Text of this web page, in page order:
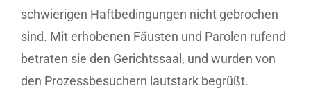
schwierigen Haftbedingungen nicht gebrochen
sind. Mit erhobenen Fäusten und Parolen rufend
betraten sie den Gerichtssaal, und wurden von
den Prozessbesuchern lautstark begrüßt.